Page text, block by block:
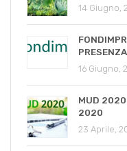
14 Giugno,
PRESENZA
16 Giugno,
MUD
2020
23 Aprile,